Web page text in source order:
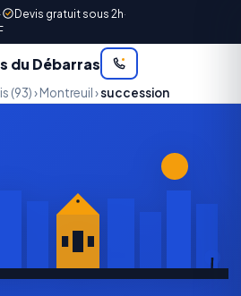
· Devis gratuit sous 2h·
du Débarras
(93)› Montreuil›succession